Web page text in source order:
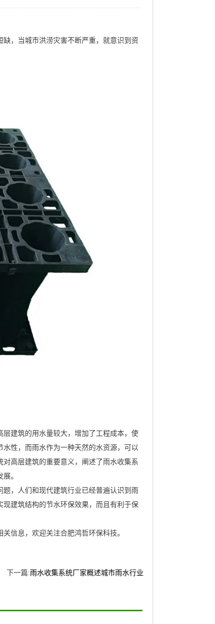
，当城市洪涝灾害不断严重，就意识到资
建筑的用水量较大，增加了工程成本，使
性，而雨水作为一种天然的水资源，可以
高层建筑的重要意义，阐述了雨水收集系
。
，人们和现代建筑行业已经普遍认识到雨
建筑结构的节水环保效果，而且有利于保
信息，欢迎关注合肥鸿哲环保科技。
下一篇:雨水收集系统厂家概述城市雨水行业